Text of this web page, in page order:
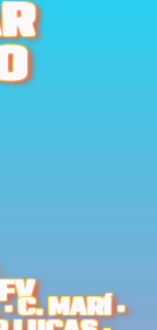
C. MARÍ ·